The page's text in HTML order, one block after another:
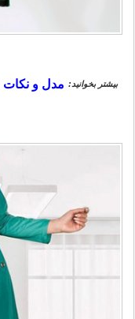
بیشتر بخوانید: مدل و نکات